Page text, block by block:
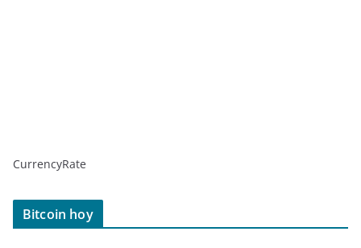
CurrencyRate
Bitcoin hoy